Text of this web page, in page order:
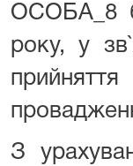
ОСОБА_8
року, у
З